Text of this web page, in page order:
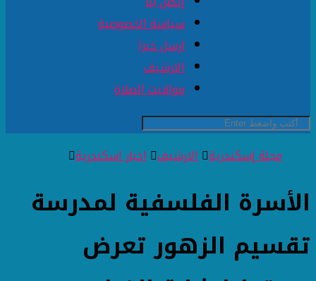
سياسة الخصوصية
ارسل خبرا
الارشيف
مواقيت الصلاة
مجلة إسكندرية الارشيف اخبار اسكندرية
الأسرة الفلسفية لمدرسة
تقسيم الزهور تعرض